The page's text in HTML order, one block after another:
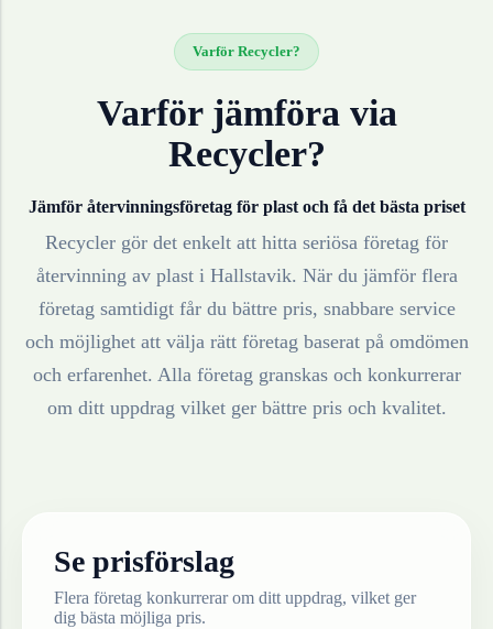
Varför Recycler?
Varför jämföra via
Recycler?
Jämför återvinningsföretag för plastoch få det bästa priset
Recycler gör det enkelt att hitta seriösa företag för
återvinning av plasti Hallstavik. När du jämför flera
företag samtidigt får du bättre pris, snabbare service
och möjlighet att välja rätt företag baserat på omdömen
och erfarenhet. Alla företag granskas och konkurrerar
om ditt uppdrag vilket ger bättre pris och kvalitet.
Se prisförslag
Flera företag konkurrerar om ditt uppdrag, vilket ger
dig bästa möjliga pris.